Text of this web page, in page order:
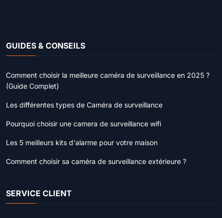
GUIDES & CONSEILS
Comment choisir la meilleure caméra de surveillance en 2025 ?
(Guide Complet)
Les différentes types de Caméra de surveillance
Pourquoi choisir une camera de surveillance wifi
Les 5 meilleurs kits d'alarme pour votre maison
Comment choisir sa caméra de surveillance extérieure ?
SERVICE CLIENT